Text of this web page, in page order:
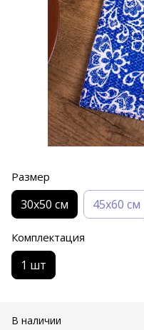
Размер
30х50 см 45х60 см
Комплектация
1 шт
В наличии